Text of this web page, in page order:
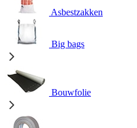
Asbestzakken
Big bags
Bouwfolie